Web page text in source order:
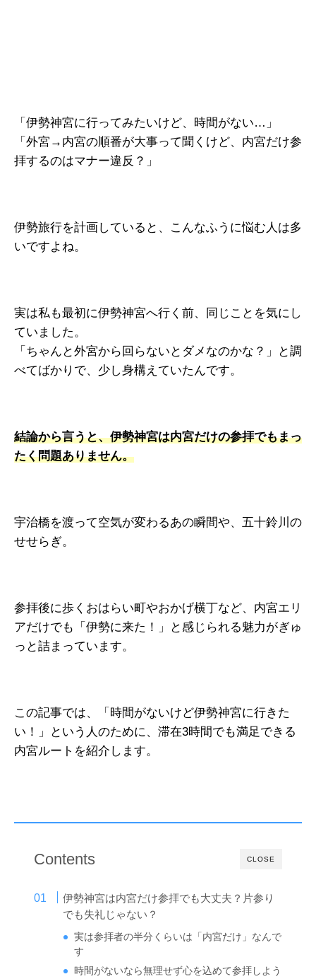
「伊勢神宮に行ってみたいけど、時間がない…」
「外宮→内宮の順番が大事って聞くけど、内宮だけ参
拝するのはマナー違反？」
伊勢旅行を計画していると、こんなふうに悩む人は多
いですよね。
実は私も最初に伊勢神宮へ行く前、同じことを気にし
ていました。
「ちゃんと外宮から回らないとダメなのかな？」と調
べてばかりで、少し身構えていたんです。
結論から言うと、伊勢神宮は内宮だけの参拝でもまっ
たく問題ありません。
宇治橋を渡って空気が変わるあの瞬間や、五十鈴川の
せせらぎ。
参拝後に歩くおはらい町やおかげ横丁など、内宮エリ
アだけでも「伊勢に来た！」と感じられる魅力がぎゅ
っと詰まっています。
この記事では、「時間がないけど伊勢神宮に行きた
い！」という人のために、滞在3時間でも満足できる
内宮ルートを紹介します。
CLOSE
Contents
伊勢神宮は内宮だけ参拝でも大丈夫？片参り
でも失礼じゃない？
実は参拝者の半分くらいは「内宮だけ」なんで
す
時間がないなら無理せず心を込めて参拝しよう